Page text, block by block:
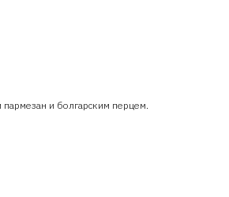
и болгарским перцем.